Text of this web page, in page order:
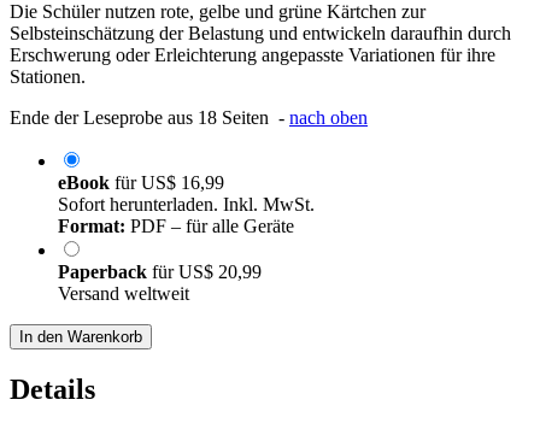
Die Schüler nutzen rote, gelbe und grüne Kärtchen zur
Selbsteinschätzung der Belastung und entwickeln daraufhin durch
Erschwerung oder Erleichterung angepasste Variationen für ihre
Stationen.
Ende der Leseprobe aus 18 Seiten - nach oben
eBook fürUS$ 16,99
Sofort herunterladen. Inkl. MwSt.
Format: PDF – für alle Geräte
Paperback fürUS$ 20,99
Versand weltweit
In den Warenkorb
Details